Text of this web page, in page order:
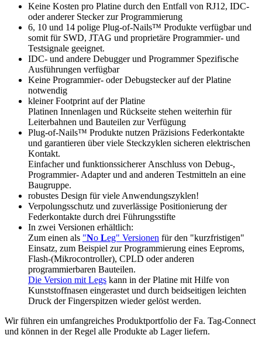
Keine Kosten pro Platine durch den Entfall von RJ12, IDC-
oder anderer Stecker zur Programmierung
6, 10 und 14 polige Plug-of-Nails™ Produkte verfügbar und
somit für SWD, JTAG und proprietäre Programmier- und
Testsignale geeignet.
IDC- und andere Debugger und Programmer Spezifische
Ausführungen verfügbar
Keine Programmier- oder Debugstecker auf der Platine
notwendig
kleiner Footprint auf der Platine
Platinen Innenlagen und Rückseite stehen weiterhin für
Leiterbahnen und Bauteilen zur Verfügung
Plug-of-Nails™ Produkte nutzen Präzisions Federkontakte
und garantieren über viele Steckzyklen sicheren elektrischen
Kontakt.
Einfacher und funktionssicherer Anschluss von Debug-,
Programmier- Adapter und and anderen Testmitteln an eine
Baugruppe.
robustes Design für viele Anwendungszyklen!
Verpolungsschutz und zuverlässige Positionierung der
Federkontakte durch drei Führungsstifte
In zwei Versionen erhältlich:
Zum einen als "No Leg" Versionen für den "kurzfristigen"
Einsatz, zum Beispiel zur Programmierung eines Eeproms,
Flash-(Mikrocontroller), CPLD oder anderen
programmierbaren Bauteilen.
Die Version mit Legs kann in der Platine mit Hilfe von
Kunststoffnasen eingerastet und durch beidseitigen leichten
Druck der Fingerspitzen wieder gelöst werden.
Wir führen ein umfangreiches Produktportfolio der Fa. Tag-Connect
und können in der Regel alle Produkte ab Lager liefern.